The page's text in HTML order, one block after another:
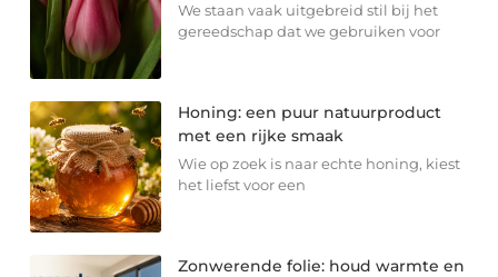
We staan vaak uitgebreid stil bij het
gereedschap dat we gebruiken voor
Honing: een puur natuurproduct
met een rijke smaak
Wie op zoek is naar echte honing, kiest
het liefst voor een
Zonwerende folie: houd warmte en